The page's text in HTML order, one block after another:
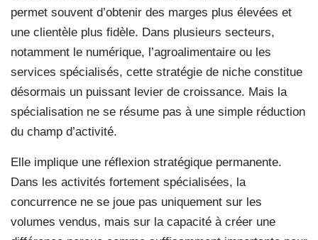
permet souvent d’obtenir des marges plus élevées et
une clientèle plus fidèle. Dans plusieurs secteurs,
notamment le numérique, l’agroalimentaire ou les
services spécialisés, cette stratégie de niche constitue
désormais un puissant levier de croissance. Mais la
spécialisation ne se résume pas à une simple réduction
du champ d’activité.
Elle implique une réflexion stratégique permanente.
Dans les activités fortement spécialisées, la
concurrence ne se joue pas uniquement sur les
volumes vendus, mais sur la capacité à créer une